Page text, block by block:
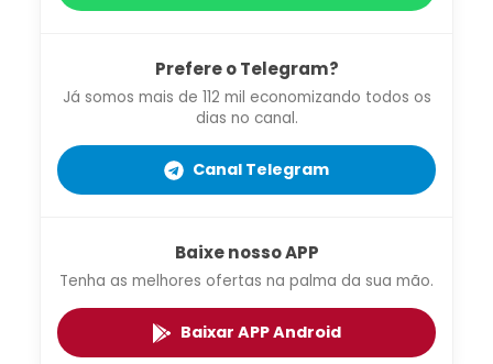
Prefere o Telegram?
Já somos mais de 112 mil economizando todos os
dias no canal.
Canal Telegram
Baixe nosso APP
Tenha as melhores ofertas na palma da sua mão.
Baixar APP Android